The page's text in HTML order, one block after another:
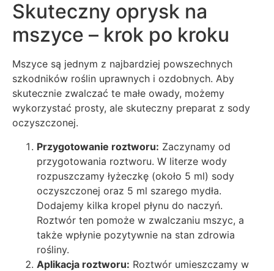
Skuteczny oprysk na
mszyce – krok po kroku
Mszyce są jednym z najbardziej powszechnych
szkodników roślin uprawnych i ozdobnych. Aby
skutecznie zwalczać te małe owady, możemy
wykorzystać prosty, ale skuteczny preparat z sody
oczyszczonej.
Przygotowanie roztworu: Zaczynamy od
przygotowania roztworu. W literze wody
rozpuszczamy łyżeczkę (około 5 ml) sody
oczyszczonej oraz 5 ml szarego mydła.
Dodajemy kilka kropel płynu do naczyń.
Roztwór ten pomoże w zwalczaniu mszyc, a
także wpłynie pozytywnie na stan zdrowia
rośliny.
Aplikacja roztworu: Roztwór umieszczamy w